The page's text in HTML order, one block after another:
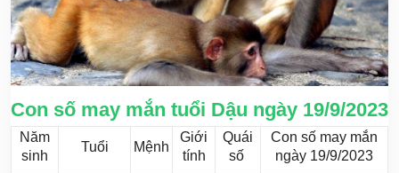
Con số may mắn tuổi Dậu ngày 19/9/2023
Năm
sinh
Tuổi Mệnh
Giới
tính
Quái
số
Con số may mắn
ngày 19/9/2023